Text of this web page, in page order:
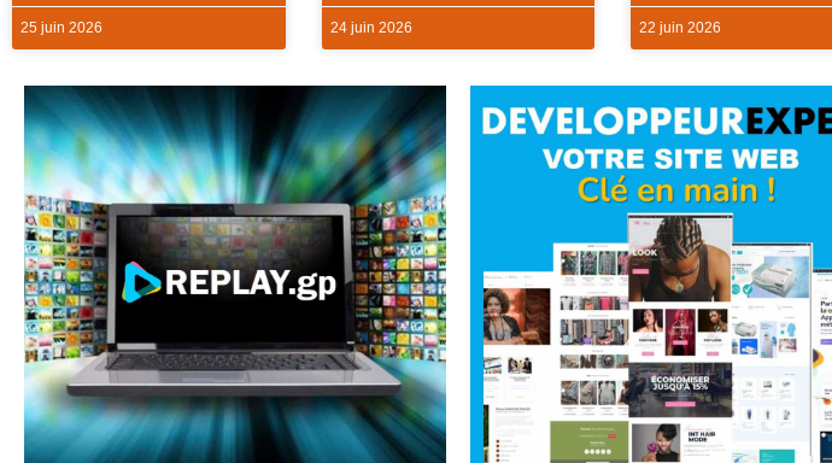
25 juin 2026 24 juin 2026 22 juin 2026